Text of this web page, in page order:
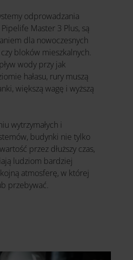
odprowadzania
Master 3 Plus, są
dla nowoczesnych
bloków mieszkalnych.
wody przy jak
hałasu, rury muszą
większą wagę i wyższą
wytrzymałych i
budynki nie tylko
przez dłuższy czas,
ludziom bardziej
atmosferę, w której
przebywać.